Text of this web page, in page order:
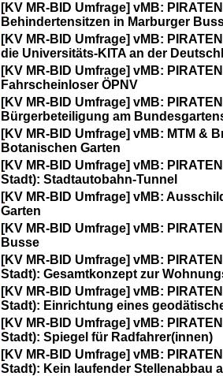
[KV MR-BID Umfrage] vMB:
Behindertensitzen in Marburger
[KV MR-BID Umfrage] vMB:
die Universitäts-KITA an der
[KV MR-BID Umfrage] vMB:
Fahrscheinloser ÖPNV
[KV MR-BID Umfrage] vMB:
Bürgerbeteiligung am
[KV MR-BID Umfrage] vMB: MTM &
Botanischen Garten
[KV MR-BID Umfrage] vMB:
Stadt): Stadtautobahn-Tunnel
[KV MR-BID Umfrage] vMB:
Garten
[KV MR-BID Umfrage] vMB:
Busse
[KV MR-BID Umfrage] vMB:
Stadt): Gesamtkonzept zur
[KV MR-BID Umfrage] vMB:
Stadt): Einrichtung eines
[KV MR-BID Umfrage] vMB:
Stadt): Spiegel für Radfahrer(innen)
[KV MR-BID Umfrage] vMB:
Stadt): Kein laufender Stellenabbau